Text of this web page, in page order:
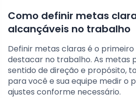
Como definir metas
alcançáveis no trabalho
Definir metas claras é o
destacar no trabalho. As metas
sentido de direção e propósito,
para você e sua equipe medir o
ajustes conforme necessário.